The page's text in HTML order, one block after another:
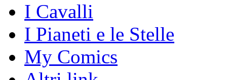
I Cavalli
I Pianeti e le Stelle
My Comics